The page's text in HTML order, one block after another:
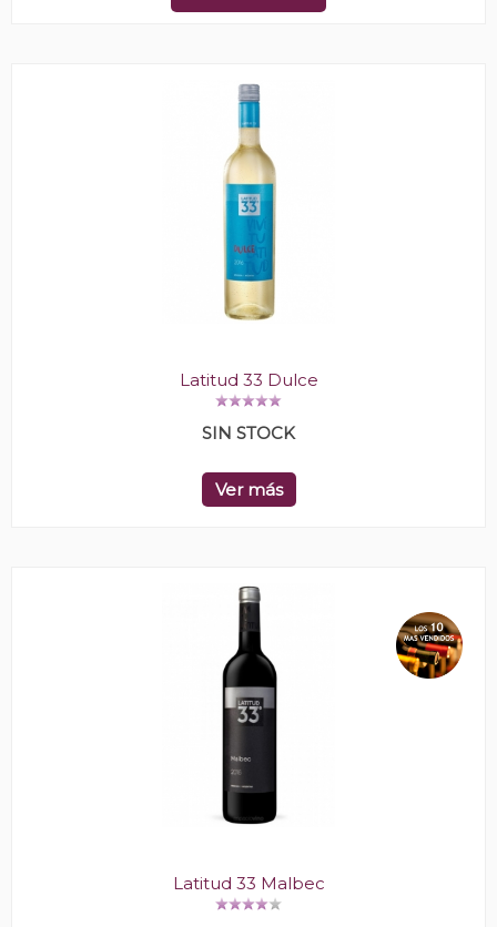
Latitud 33 Dulce
SIN STOCK
Ver más
Latitud 33 Malbec